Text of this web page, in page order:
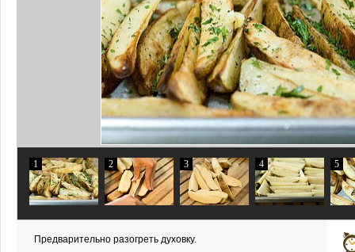
1 2 3 4 5
Предварительно разогреть духовку.